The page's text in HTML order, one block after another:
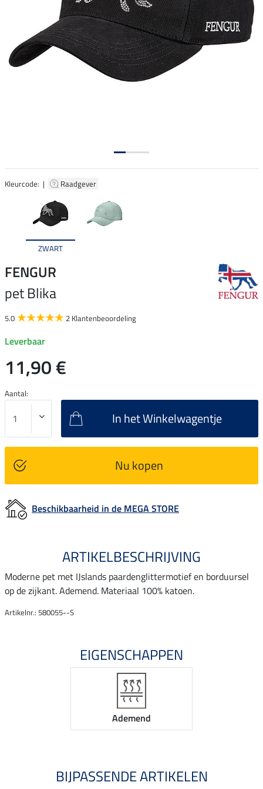
Kleurcode: | Raadgever
ZWART
FENGUR
pet Blika
5.0 2 Klantenbeoordeling
Leverbaar
11,90 €
Aantal:
In het Winkelwagentje
Nu kopen
Beschikbaarheid in de MEGA STORE
ARTIKELBESCHRIJVING
Moderne pet met IJslands paardenglittermotief en borduursel
op de zijkant. Ademend. Materiaal 100% katoen.
Artikelnr.: 580055--S
EIGENSCHAPPEN
Ademend
BIJPASSENDE ARTIKELEN